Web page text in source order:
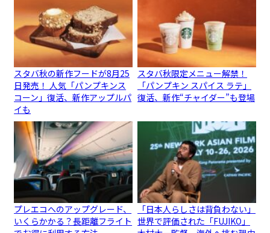
スタバ秋の新作フードが8月25
日発売！ 人気「パンプキンス
コーン」復活、新作アップルパ
イも
スタバ秋限定メニュー解禁！
「パンプキン スパイス ラテ」
復活、新作“チャイダー”も登場
プレエコへのアップグレード、
いくらかかる？長距離フライト
「日本人らしさは背負わない」
世界で評価された「FUJIKO」